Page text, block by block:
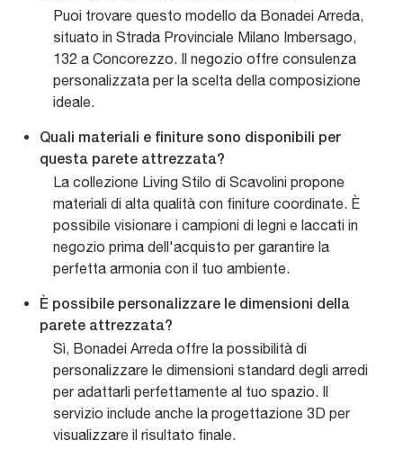
Puoi trovare questo modello da Bonadei Arreda,
situato in Strada Provinciale Milano Imbersago,
132 a Concorezzo. Il negozio offre consulenza
personalizzata per la scelta della composizione
ideale.
Quali materiali e finiture sono disponibili per
questa parete attrezzata?
La collezione Living Stilo di Scavolini propone
materiali di alta qualità con finiture coordinate. È
possibile visionare i campioni di legni e laccati in
negozio prima dell'acquisto per garantire la
perfetta armonia con il tuo ambiente.
È possibile personalizzare le dimensioni della
parete attrezzata?
Sì, Bonadei Arreda offre la possibilità di
personalizzare le dimensioni standard degli arredi
per adattarli perfettamente al tuo spazio. Il
servizio include anche la progettazione 3D per
visualizzare il risultato finale.